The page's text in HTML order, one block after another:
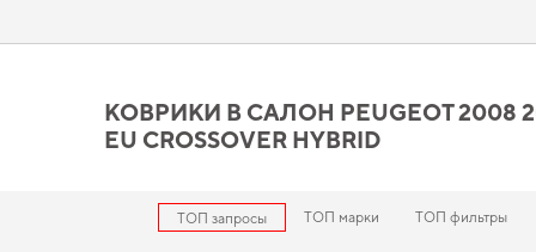
стоит вашего внимания
Используйте наш широкий спектр EVA ковриков, и вы
КОВРИКИ В САЛОН PEUGEOT 2008
EU CROSSOVER HYBRID
ТОП запросы ТОП марки ТОП фильтры